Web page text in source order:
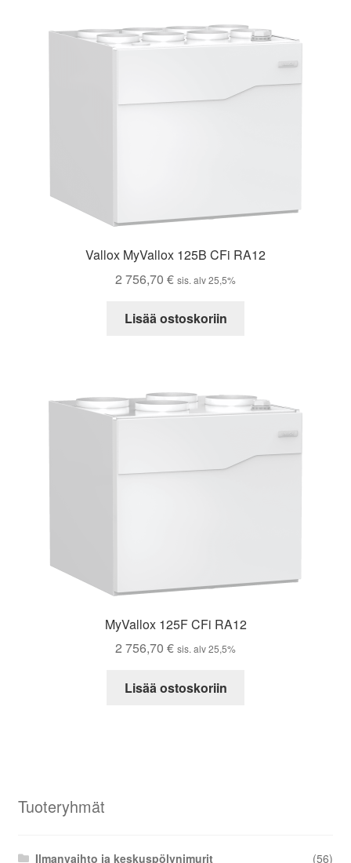
Vallox MyVallox 125B CFi RA12
2 756,70 € sis. alv 25,5%
Lisää ostoskoriin
MyVallox 125F CFi RA12
2 756,70 € sis. alv 25,5%
Lisää ostoskoriin
Tuoteryhmät
Ilmanvaihto ja keskuspölynimurit (56)